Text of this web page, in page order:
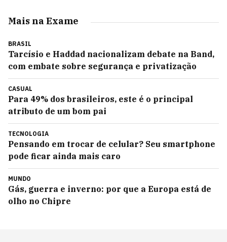
Mais na Exame
BRASIL
Tarcísio e Haddad nacionalizam debate na Band,
com embate sobre segurança e privatização
CASUAL
Para 49% dos brasileiros, este é o principal
atributo de um bom pai
TECNOLOGIA
Pensando em trocar de celular? Seu smartphone
pode ficar ainda mais caro
MUNDO
Gás, guerra e inverno: por que a Europa está de
olho no Chipre